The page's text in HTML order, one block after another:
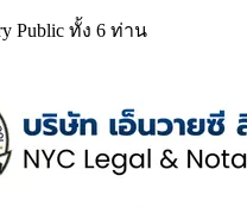
Public ทั้ง 6 ท่าน